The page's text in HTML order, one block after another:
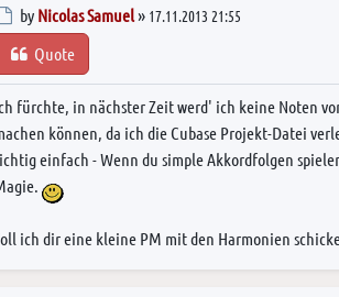
Post
by Nicolas Samuel» 17.11.2013 21:55
Quote
fürchte, in nächster Zeit werd' ich keine Noten
können, da ich die Cubase Projekt-Datei
einfach - Wenn du simple Akkordfolgen
ich dir eine kleine PM mit den Harmonien